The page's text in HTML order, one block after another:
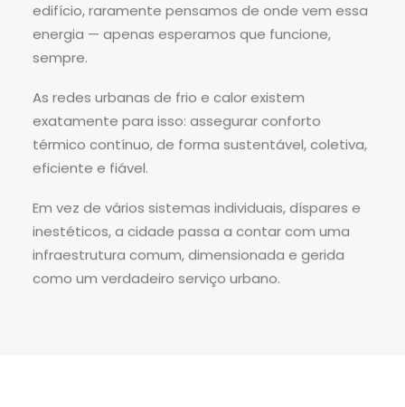
edifício, raramente pensamos de onde vem essa
energia — apenas esperamos que funcione,
sempre.
As redes urbanas de frio e calor existem
exatamente para isso: assegurar conforto
térmico contínuo, de forma sustentável, coletiva,
eficiente e fiável.
Em vez de vários sistemas individuais, díspares e
inestéticos, a cidade passa a contar com uma
infraestrutura comum, dimensionada e gerida
como um verdadeiro serviço urbano.